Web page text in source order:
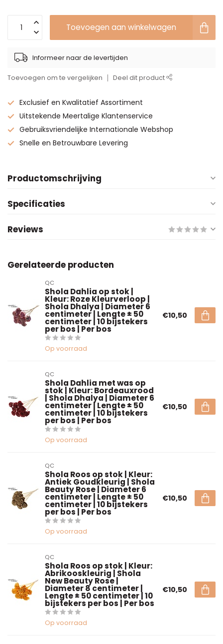
Toevoegen aan winkelwagen
Informeer naar de levertijden
Toevoegen om te vergelijken Deel dit product
Exclusief en Kwalitatief Assortiment
Uitstekende Meertalige Klantenservice
Gebruiksvriendelijke Internationale Webshop
Snelle en Betrouwbare Levering
Productomschrijving
Specificaties
Reviews
Gerelateerde producten
QC
Shola Dahlia op stok |
Kleur: Roze Kleurverloop |
Shola Dhalya | Diameter 6
centimeter | Lengte ± 50
centimeter | 10 bijstekers
per bos | Per bos
Op voorraad
€10,50
QC
Shola Dahlia met was op
stok | Kleur: Bordeauxrood
| Shola Dhalya | Diameter 6
centimeter | Lengte ± 50
centimeter | 10 bijstekers
per bos | Per bos
Op voorraad
€10,50
QC
Shola Roos op stok | Kleur:
Antiek Goudkleurig | Shola
Beauty Rose | Diameter 6
centimeter | Lengte ± 50
centimeter | 10 bijstekers
per bos | Per bos
Op voorraad
€10,50
QC
Shola Roos op stok | Kleur:
Abrikooskleurig | Shola
New Beauty Rose |
Diameter 8 centimeter |
Lengte ± 50 centimeter | 10
bijstekers per bos | Per bos
Op voorraad
€10,50